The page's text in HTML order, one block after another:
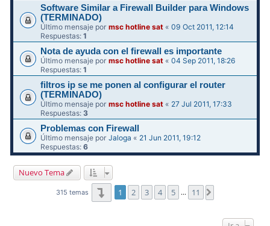
Software Similar a Firewall Builder para Windows
(TERMINADO)
Último mensaje pormsc hotline sat «09 Oct 2011, 12:14
Respuestas:1
Nota de ayuda con el firewall es importante
Último mensaje pormsc hotline sat «04 Sep 2011, 18:26
Respuestas:1
filtros ip se me ponen al configurar el router
(TERMINADO)
Último mensaje pormsc hotline sat « 27 Jul 2011, 17:33
Respuestas: 3
Problemas con Firewall
Último mensaje porJaloga « 21 Jun 2011, 19:12
Respuestas:6
Nuevo Tema
315 temas Página1 de 11
1 2 3 4 5 … 11